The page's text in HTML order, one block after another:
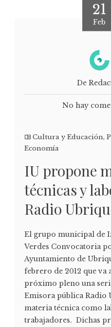
21
Feb
De
No hay
Cultura y Educación,
Economía
IU propone
técnicas y
Radio
El grupo municipal de
Verdes Convocatoria
Ayuntamiento de
febrero de 2012 que va
próximo pleno una
Emisora pública Radio
materia técnica como
trabajadores. Dichas